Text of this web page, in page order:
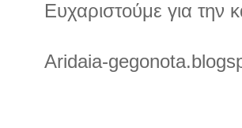
Ευχαριστούμε για την
Aridaia-